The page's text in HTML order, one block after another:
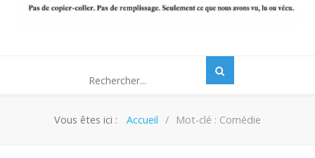
Vous êtes ici : Accueil Mot-clé : Comédie